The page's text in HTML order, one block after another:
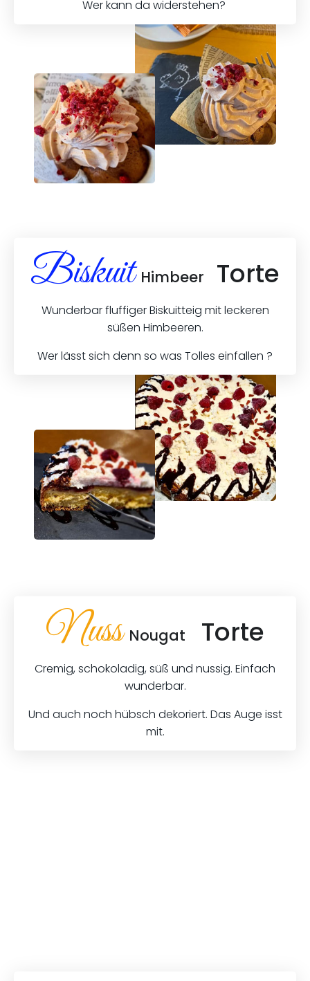
Wer kann da widerstehen?
Biskuit Himbeer Torte
Wunderbar fluffiger Biskuitteig mit leckeren
süßen Himbeeren.
Wer lässt sich denn so was Tolles einfallen ?
Nuss Nougat Torte
Cremig, schokoladig, süß und nussig. Einfach
wunderbar.
Und auch noch hübsch dekoriert. Das Auge isst
mit.